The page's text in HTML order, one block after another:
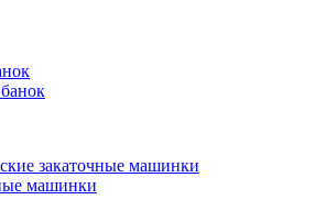
закаточные машинки
машинки